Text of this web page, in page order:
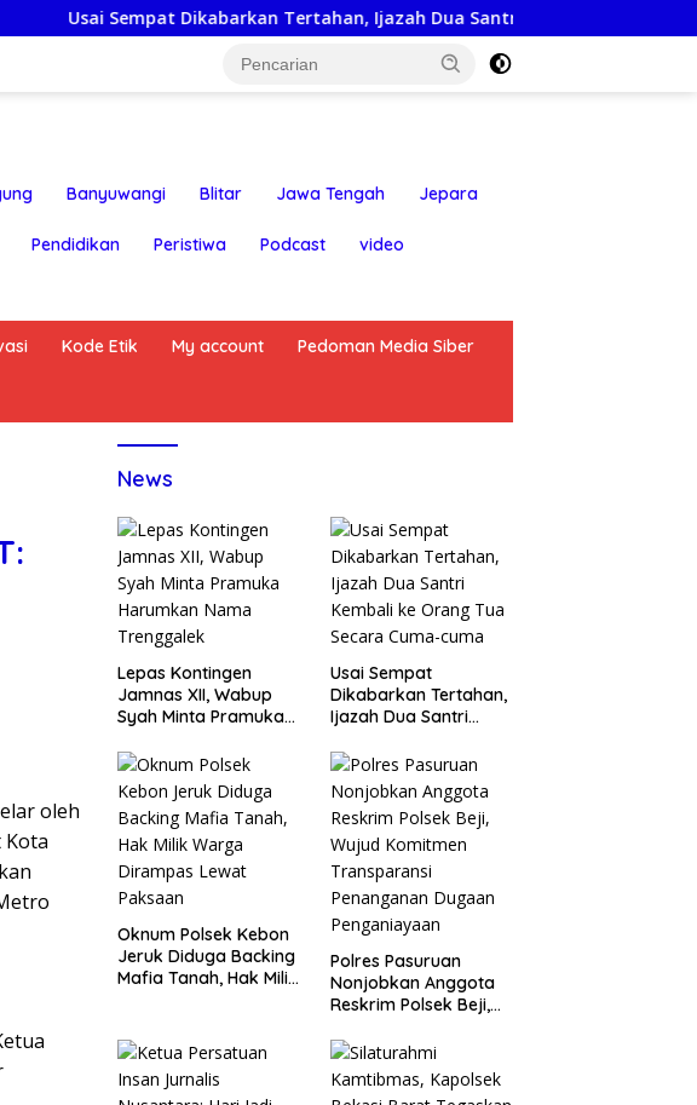
Dikabarkan Tertahan, Ijazah Dua Santri Kembali ke Orang Tua Secara
Banyuwangi Blitar Jawa Tengah Jepara
Pendidikan Peristiwa Podcast video
Kode Etik My account Pedoman Media Siber
oleh
Kota
News
Lepas Kontingen
Jamnas XII, Wabup
Syah Minta Pramuka
Trenggalek
Usai Sempat
Dikabarkan Tertahan,
Ijazah Dua Santri
Secara Cuma-cuma
Oknum Polsek Kebon
Jeruk Diduga Backing
Mafia Tanah, Hak Milik
Polres Pasuruan
Nonjobkan Anggota
Reskrim Polsek Beji,
Transparansi
Penanganan Dugaan
Penganiayaan